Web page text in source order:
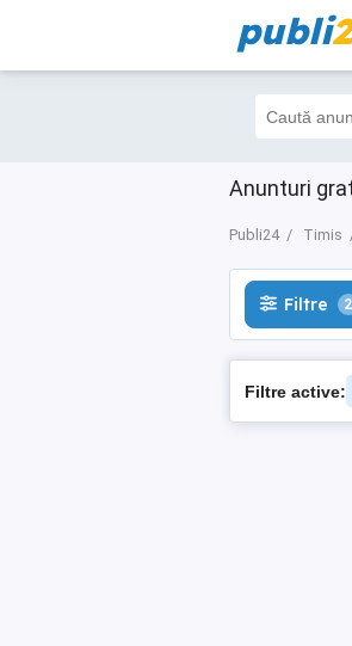
publi
Anunturi
Publi24 Timis
Filtre 2
Filtre 2
Filtre active: